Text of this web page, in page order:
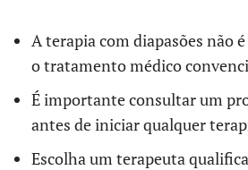
A terapia com diapasões não
o tratamento médico
É importante consultar um
antes de iniciar qualquer
Escolha um terapeuta